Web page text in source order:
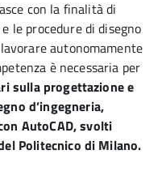
con la finalità di
le procedure di disegno
autonomamente
è necessaria per
sulla progettazione e
d’ingegneria,
AutoCAD, svolti
Politecnico di Milano.